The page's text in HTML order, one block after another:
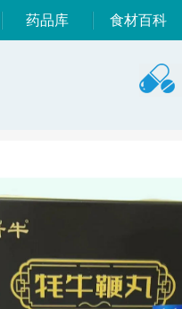
药品库 食材百科